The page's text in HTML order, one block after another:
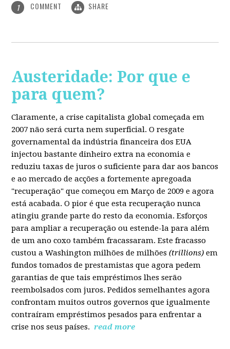
1 COMMENT SHARE
Austeridade: Por que e
para quem?
Claramente, a crise capitalista global começada em
2007 não será curta nem superficial. O resgate
governamental da indústria financeira dos EUA
injectou bastante dinheiro extra na economia e
reduziu taxas de juros o suficiente para dar aos bancos
e ao mercado de acções a fortemente apregoada
"recuperação" que começou em Março de 2009 e agora
está acabada. O pior é que esta recuperação nunca
atingiu grande parte do resto da economia. Esforços
para ampliar a recuperação ou estende-la para além
de um ano coxo também fracassaram. Este fracasso
custou a Washington milhões de milhões(trillions) em
fundos tomados de prestamistas que agora pedem
garantias de que tais empréstimos lhes serão
reembolsados com juros. Pedidos semelhantes agora
confrontam muitos outros governos que igualmente
contraíram empréstimos pesados para enfrentar a
crise nos seus países. read more